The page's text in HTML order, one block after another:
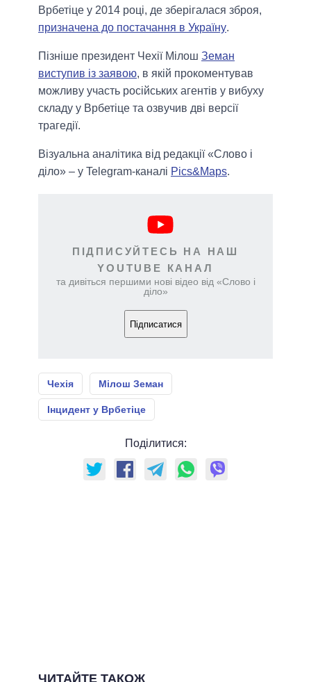
Врбетіце у 2014 році, де зберігалася зброя,
призначена до постачання в Україну.
Пізніше президент Чехії Мілош Земан
виступив із заявою, в якій прокоментував
можливу участь російських агентів у вибуху
складу у Врбетіце та озвучив дві версії
трагедії.
Візуальна аналітика від редакції «Слово і
діло» – у Telegram-каналі Pics&Maps.
ПІДПИСУЙТЕСЬ НА НАШ
YOUTUBE КАНАЛ
та дивіться першими нові відео від «Слово і
діло»
Підписатися
Чехія Мілош Земан
Інцидент у Врбетіце
Поділитися:
ЧИТАЙТЕ ТАКОЖ